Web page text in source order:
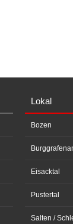
Lokal
Bozen
Eisacktal
Pustertal
Salten /